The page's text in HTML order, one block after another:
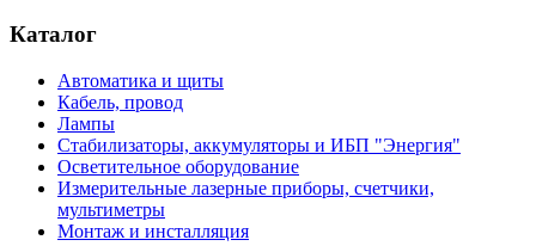
Каталог
Автоматика и щиты
Кабель, провод
Лампы
Стабилизаторы, аккумуляторы и ИБП "Энергия"
Осветительное оборудование
Измерительные лазерные приборы, счетчики,
мультиметры
Монтаж и инсталляция